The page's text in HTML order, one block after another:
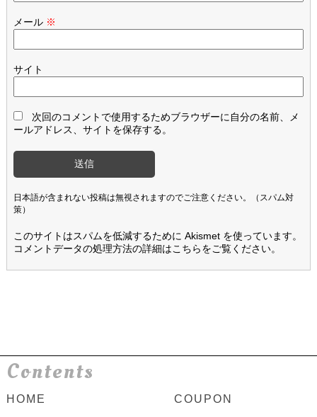
メール ※
サイト
次回のコメントで使用するためブラウザーに自分の名前、メ
ールアドレス、サイトを保存する。
日本語が含まれない投稿は無視されますのでご注意ください。（スパム対
策）
このサイトはスパムを低減するために Akismet を使っています。
コメントデータの処理方法の詳細はこちらをご覧ください。
Contents
HOME COUPON